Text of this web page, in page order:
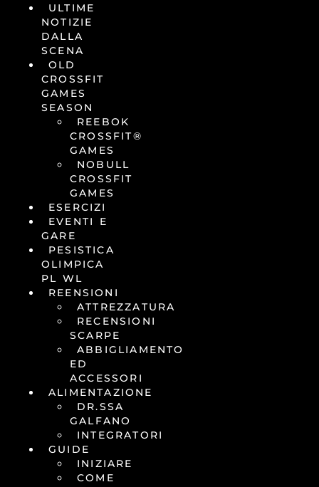
ULTIME
NOTIZIE
DALLA
SCENA
OLD
CROSSFIT
GAMES
SEASON
REEBOK
CROSSFIT®
GAMES
NOBULL
CROSSFIT
GAMES
ESERCIZI
EVENTI E
GARE
PESISTICA
OLIMPICA
PL WL
REENSIONI
ATTREZZATURA
RECENSIONI
SCARPE
ABBIGLIAMENTO
ED
ACCESSORI
ALIMENTAZIONE
DR.SSA
GALFANO
INTEGRATORI
GUIDE
INIZIARE
COME